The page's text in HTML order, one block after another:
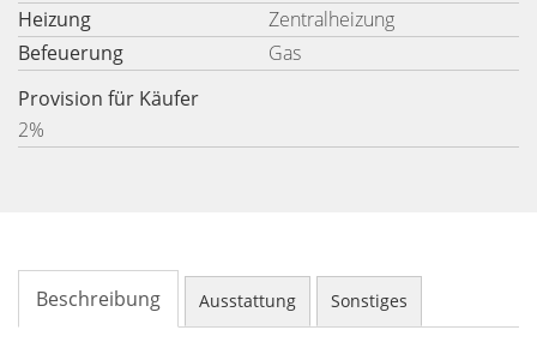
Heizung
Zentralheizung
Befeuerung
Gas
Provision für Käufer
2%
Beschreibung Ausstattung Sonstiges